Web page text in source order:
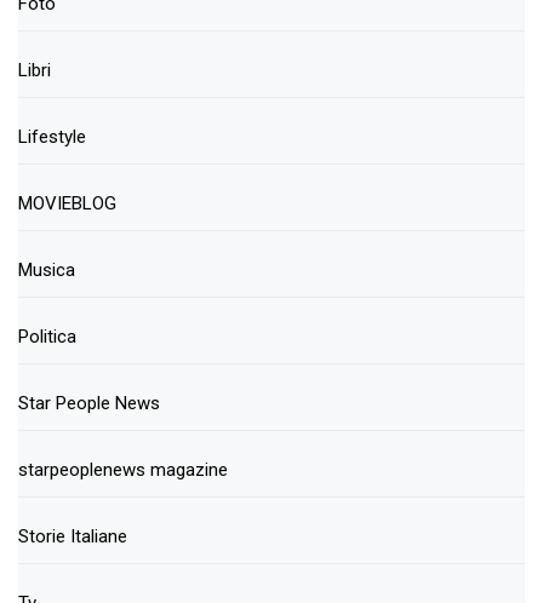
Libri
Lifestyle
MOVIEBLOG
Musica
Politica
Star People News
starpeoplenews magazine
Storie Italiane